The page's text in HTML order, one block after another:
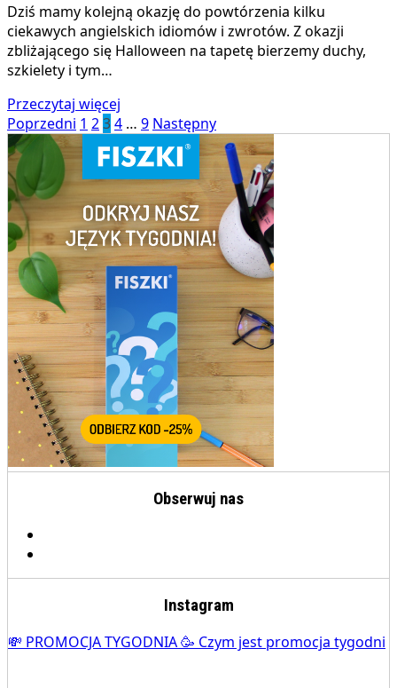
Dziś mamy kolejną okazję do powtórzenia kilku
ciekawych angielskich idiomów i zwrotów. Z okazji
zbliżającego się Halloween na tapetę bierzemy duchy,
szkielety i tym…
Przeczytaj więcej
Poprzedni 1 234 … 9 Następny
Obserwuj nas
Instagram
💸 PROMOCJA TYGODNIA 🥳 Czym jest promocja tygodni